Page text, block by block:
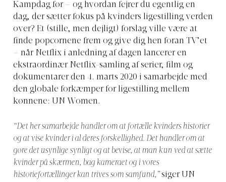
Kampdag før – og hvordan fejrer du egentlig en
dag, der sætter fokus på kvinders ligestilling verden
over? Et (stille, men dejligt) forslag ville være at
finde popcornene frem og give dig hen foran TV’et
– når Netflix i anledning af dagen lancerer en
ekstraordinær Netflix-samling af serier, film og
dokumentarer den 4. marts 2020 i samarbejde med
den globale forkæmper for ligestilling mellem
kønnene: UN Women.
“Det her samarbejde handler om at fortælle kvinders historier
og at vise kvinder i al deres forskellighed. Det handler om at
gøre det usynlige synligt og at bevise, at man kun ved at sætte
kvinder på skærmen, bag kameraet og i vores
historiefortællinger kan trives som samfund,”siger UN